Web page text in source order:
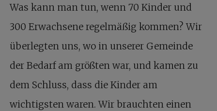
Was kann man tun, wenn 70 Kinder und
300 Erwachsene regelmäßig kommen? Wir
überlegten uns, wo in unserer Gemeinde
der Bedarf am größten war, und kamen zu
dem Schluss, dass die Kinder am
wichtigsten waren. Wir brauchten einen